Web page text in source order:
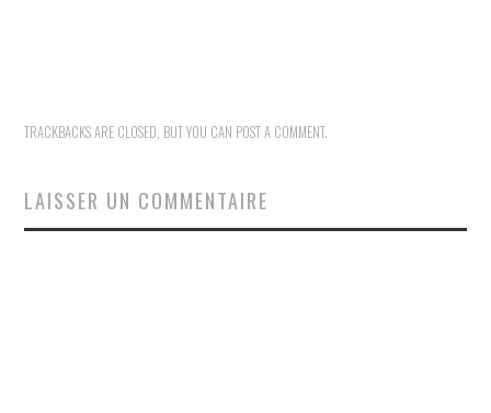
TRACKBACKS ARE CLOSED, BUT YOU CAN POST A COMMENT.
LAISSER UN COMMENTAIRE